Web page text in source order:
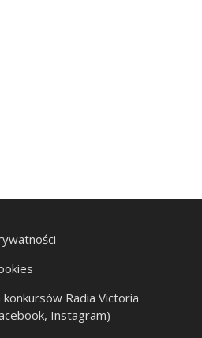
konkursów Radia Victoria
Instagram)